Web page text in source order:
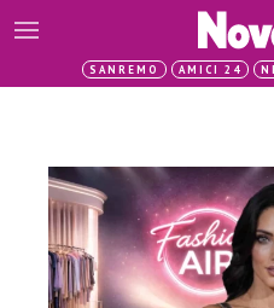
SANREMO AMICI 24